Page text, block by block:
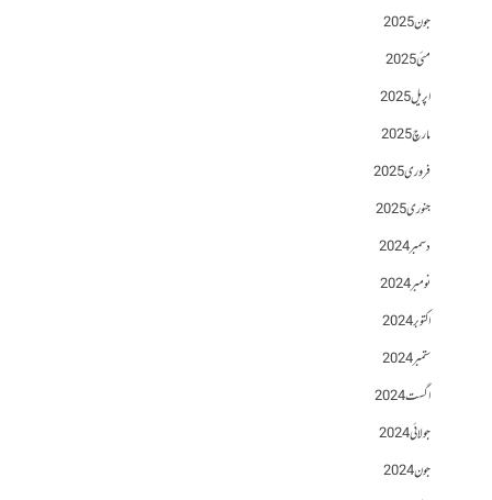
جون 2025
مئی 2025
اپریل 2025
مارچ 2025
فروری 2025
جنوری 2025
دسمبر 2024
نومبر 2024
اکتوبر 2024
ستمبر 2024
اگست 2024
جولائی 2024
جون 2024